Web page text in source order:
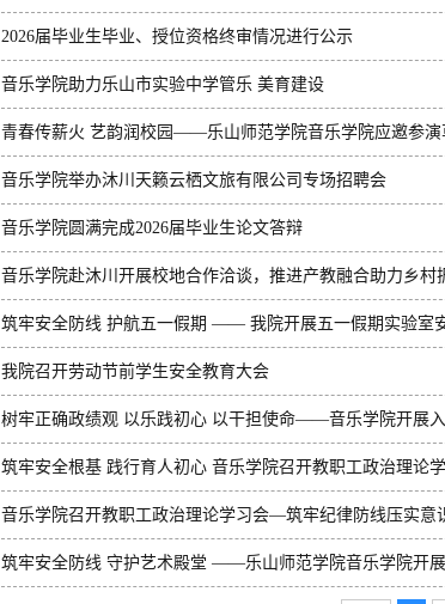
​2026届毕业生毕业、授位资格终审情况进行公示
音乐学院助力乐山市实验中学管乐 美育建设
青春传薪火 艺韵润校园——乐山师范学院音乐学院应邀参演
音乐学院举办沐川天籁云栖文旅有限公司专场招聘会
音乐学院圆满完成2026届毕业生论文答辩
音乐学院赴沐川开展校地合作洽谈，推进产教融合助力乡村
筑牢安全防线 护航五一假期 —— 我院开展五一假期实验室
我院召开劳动节前学生安全教育大会
树牢正确政绩观 以乐践初心 以干担使命——音乐学院开展
学习会
筑牢安全根基 践行育人初心 音乐学院召开教职工政治理论
音乐学院召开教职工政治理论学习会—筑牢纪律防线压实意
筑牢安全防线 守护艺术殿堂 ——乐山师范学院音乐学院开